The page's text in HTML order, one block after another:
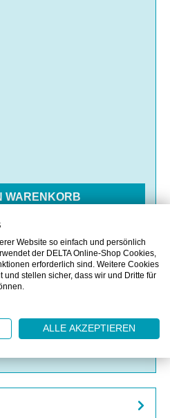
WARENKORB
Website so einfach und persönlich
der DELTA Online-Shop Cookies,
erforderlich sind. Weitere Cookies
stellen sicher, dass wir und Dritte für
ALLE AKZEPTIEREN